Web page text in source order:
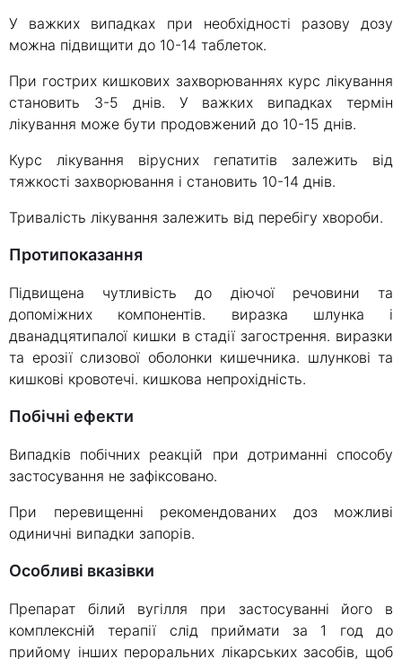
У важких випадках при необхідності разову дозу
можна підвищити до 10-14 таблеток.
При гострих кишкових захворюваннях курс лікування
становить 3-5 днів. У важких випадках термін
лікування може бути продовжений до 10-15 днів.
Курс лікування вірусних гепатитів залежить від
тяжкості захворювання і становить 10-14 днів.
Тривалість лікування залежить від перебігу хвороби.
Протипоказання
Підвищена чутливість до діючої речовини та
допоміжних компонентів. виразка шлунка і
дванадцятипалої кишки в стадії загострення. виразки
та ерозії слизової оболонки кишечника. шлункові та
кишкові кровотечі. кишкова непрохідність.
Побічні ефекти
Випадків побічних реакцій при дотриманні способу
застосування не зафіксовано.
При перевищенні рекомендованих доз можливі
одиничні випадки запорів.
Особливі вказівки
Препарат білий вугілля при застосуванні його в
комплексній терапії слід приймати за 1 год до
прийому інших пероральних лікарських засобів, щоб